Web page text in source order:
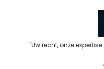
"Uw recht, onze